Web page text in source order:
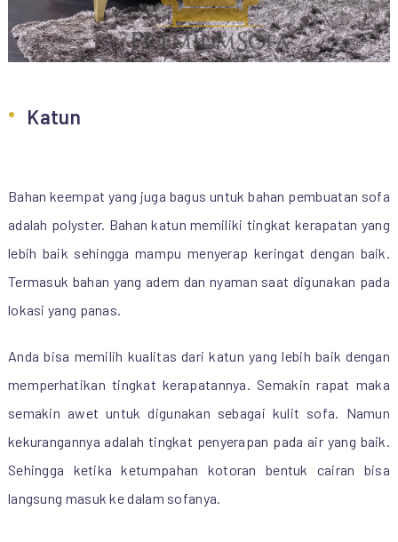
Katun
Bahan keempat yang juga bagus untuk bahan pembuatan sofa
adalah polyster. Bahan katun memiliki tingkat kerapatan yang
lebih baik sehingga mampu menyerap keringat dengan baik.
Termasuk bahan yang adem dan nyaman saat digunakan pada
lokasi yang panas.
Anda bisa memilih kualitas dari katun yang lebih baik dengan
memperhatikan tingkat kerapatannya. Semakin rapat maka
semakin awet untuk digunakan sebagai kulit sofa. Namun
kekurangannya adalah tingkat penyerapan pada air yang baik.
Sehingga ketika ketumpahan kotoran bentuk cairan bisa
langsung masuk ke dalam sofanya.